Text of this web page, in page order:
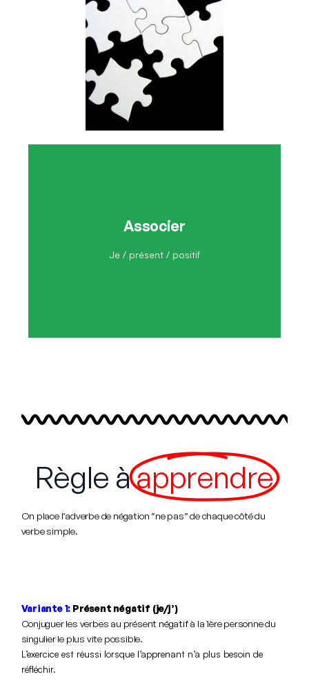
Associer
Je / présent / positif
Règle àapprendre
On place l’adverbe de négation “ne pas” de chaque côté du
verbe simple.
Variante 1: Présent négatif (je/j’)
Conjuguer les verbes au présent négatif à la 1ère personne du
singulier le plus vite possible.
L’exercice est réussi lorsque l’apprenant n’a plus besoin de
réfléchir.